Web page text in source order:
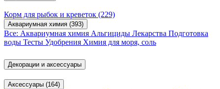
Корм для рыбок и креветок (229)
Аквариумная химия (393)
Все: Аквариумная химия Альгициды Лекарства Подготовка
воды Тесты Удобрения Химия для моря, соль
Декорации и аксессуары
Аксессуары (164)